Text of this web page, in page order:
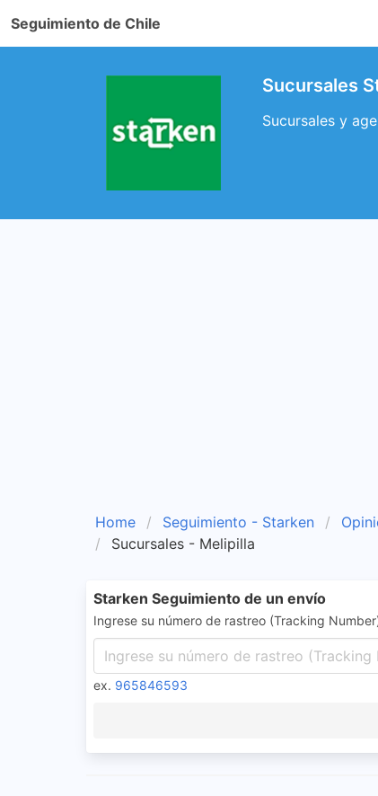
Seguimiento de Chile
Sucursales
Sucursales y
Home Seguimiento - Starken
Sucursales - Melipilla
Starken Seguimiento de un envío
Ingrese su número de rastreo (Tracking
ex. 965846593